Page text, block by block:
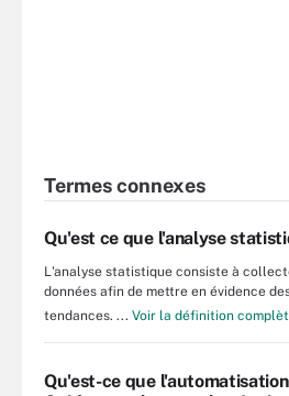
Termes connexes
Qu'est ce que l'analyse
L'analyse statistique consiste à
données afin de mettre en évidence
tendances. ... Voir la définition
Qu'est-ce que